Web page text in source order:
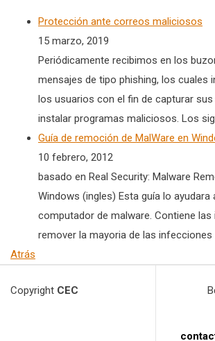
Protección ante correos maliciosos
15 marzo, 2019
Periódicamente recibimos en los
mensajes de tipo phishing, los cuales
los usuarios con el fin de capturar
instalar programas maliciosos. Los
Guía de remoción de MalWare en
10 febrero, 2012
basado en Real Security: Malware
Windows (ingles) Esta guía lo ayudara
computador de malware. Contiene
remover la mayoria de las infecciones
Atrás
Copyright CEC